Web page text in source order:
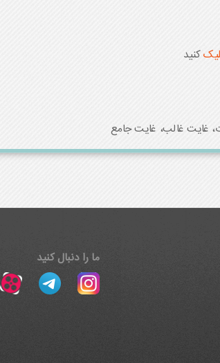
کنید
غایت غالب، غایت جامع
ما را دنبال کنید